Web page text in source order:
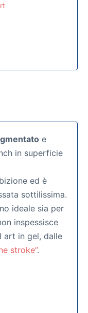
e
in superficie
ed è
sottilissima.
ideale sia per
inspessisce
art in gel, dalle
stroke”.